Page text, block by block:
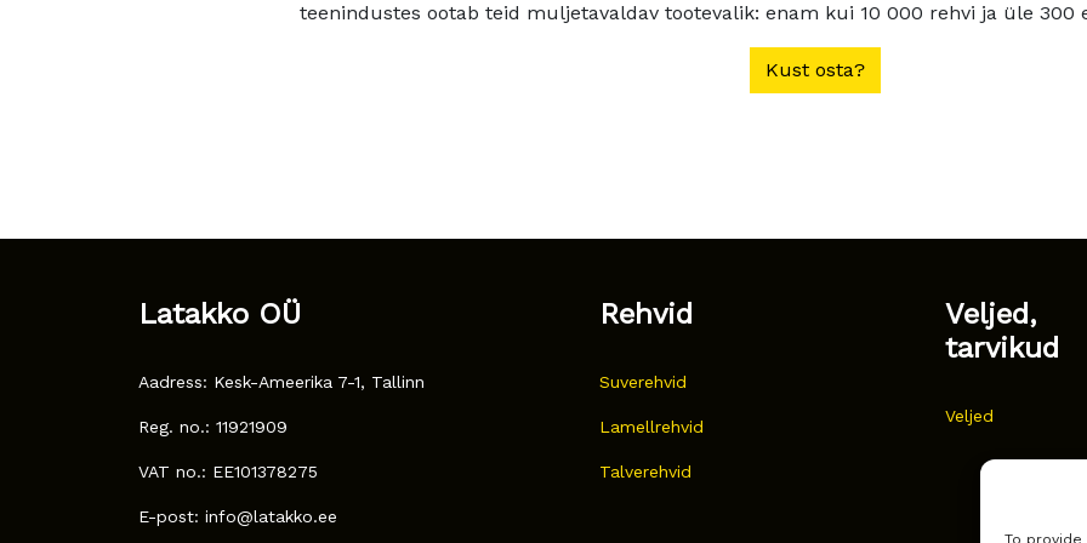
To
teenindustes ootab teid muljetavaldav tootevalik: enam kui 10 000 rehvi ja üle 300
Kust osta?
Latakko OÜ
Aadress: Kesk-Ameerika 7-1, Tallinn
Reg. no.: 11921909
VAT no.: EE101378275
E-post: info@latakko.ee
Rehvid
Suverehvid
Lamellrehvid
Talverehvid
Veljed,
tarvikud
Veljed